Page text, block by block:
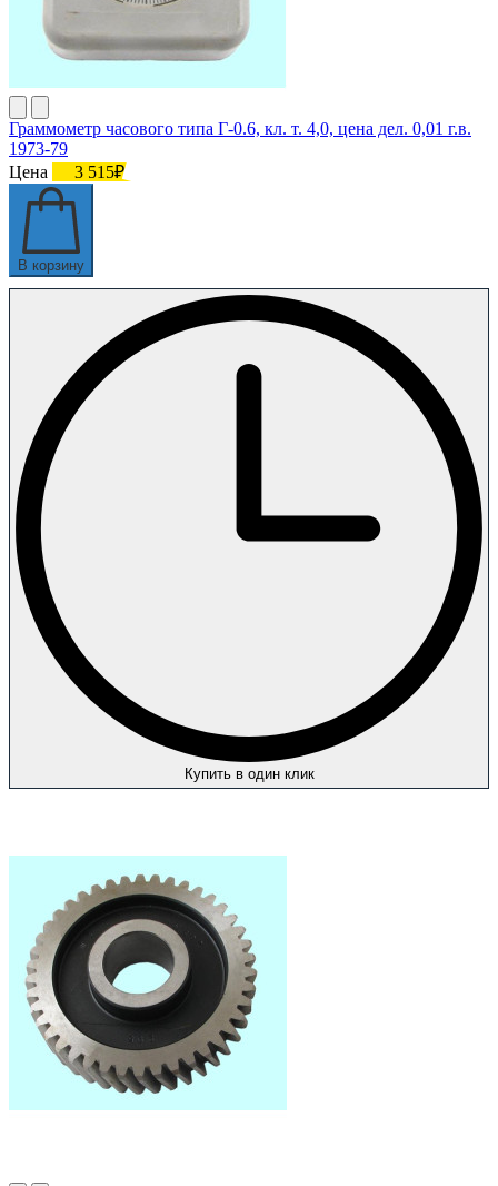
Граммометр часового типа Г-0.6, кл. т. 4,0, цена дел. 0,01 г.в.
1973-79
Цена
3 515₽
В корзину
Купить в один клик